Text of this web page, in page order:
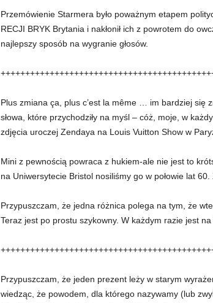
Przemówienie Starmera było poważnym etapem
RECJI BRYK Brytania i nakłonił ich z powrotem do
najlepszy sposób na wygranie głosów.
Plus zmiana ça, plus c’est la même … im bardziej się
słowa, które przychodziły na myśl – cóż, moje, w
zdjęcia uroczej Zendaya na Louis Vuitton Show w
Mini z pewnością powraca z hukiem-ale nie jest to
na Uniwersytecie Bristol nosiliśmy go w połowie lat 60.
Przypuszczam, że jedna różnica polega na tym, że
Teraz jest po prostu szykowny. W każdym razie jest na
Przypuszczam, że jeden prezent leży w starym
wiedząc, że powodem, dla którego nazywamy (lub